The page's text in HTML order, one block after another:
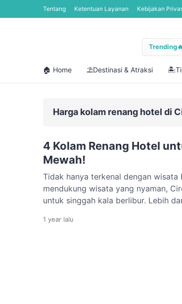
Tentang Ketentuan Layanan Kebijakan
🏠 Home ⛱️Destinasi & Atraksi
Harga kolam renang hotel di
4 Kolam Renang Hotel
Mewah!
Tidak hanya terkenal dengan
mendukung wisata yang nyaman,
untuk singgah kala berlibur. Lebih
memesan kamar untuk menikmati
1 year lalu